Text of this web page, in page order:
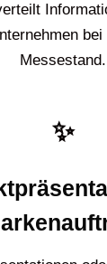
Messestand.
✨